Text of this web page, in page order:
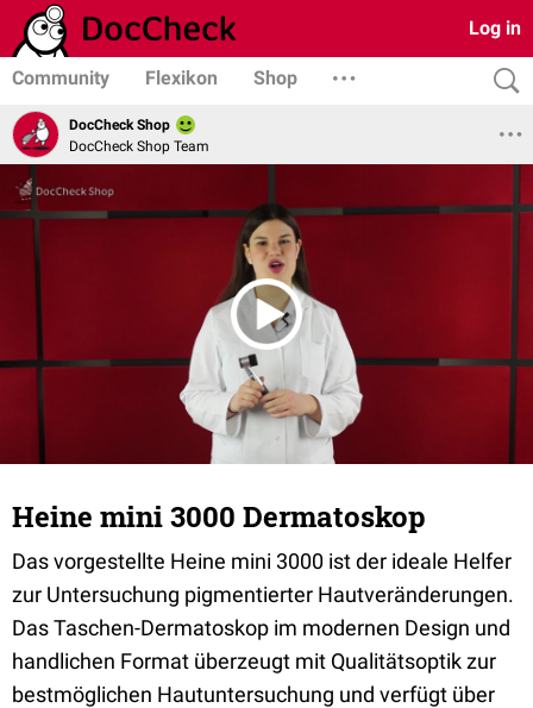
Log in
Community Flexikon Shop
DocCheck Shop
DocCheck Shop Team
Heine mini 3000 Dermatoskop
Das vorgestellte Heine mini 3000 ist der ideale Helfer
zur Untersuchung pigmentierter Hautveränderungen.
Das Taschen-Dermatoskop im modernen Design und
handlichen Format überzeugt mit Qualitätsoptik zur
bestmöglichen Hautuntersuchung und verfügt über